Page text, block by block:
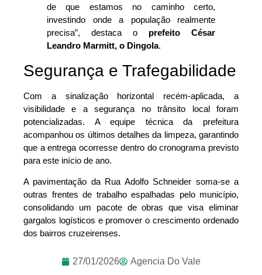
de que estamos no caminho certo,
investindo onde a população realmente
precisa”, destaca o prefeito César
Leandro Marmitt, o Dingola.
Segurança e Trafegabilidade
Com a sinalização horizontal recém-aplicada, a
visibilidade e a segurança no trânsito local foram
potencializadas. A equipe técnica da prefeitura
acompanhou os últimos detalhes da limpeza, garantindo
que a entrega ocorresse dentro do cronograma previsto
para este início de ano.
A pavimentação da Rua Adolfo Schneider soma-se a
outras frentes de trabalho espalhadas pelo município,
consolidando um pacote de obras que visa eliminar
gargalos logísticos e promover o crescimento ordenado
dos bairros cruzeirenses.
27/01/2026 Agencia Do Vale